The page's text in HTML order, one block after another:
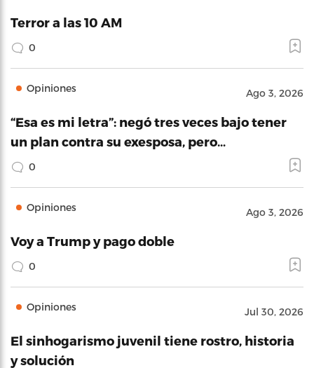
Terror a las 10 AM
0
Opiniones Ago 3, 2026
“Esa es mi letra”: negó tres veces bajo tener
un plan contra su exesposa, pero…
0
Opiniones Ago 3, 2026
Voy a Trump y pago doble
0
Opiniones Jul 30, 2026
El sinhogarismo juvenil tiene rostro, historia
y solución